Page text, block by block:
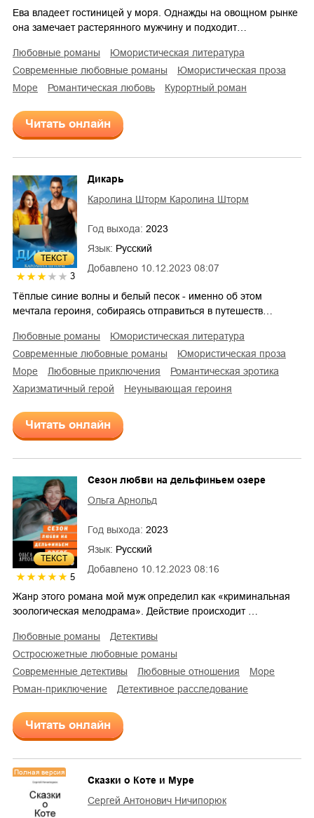
Ева владеет гостиницей у моря. Однажды на овощном рынке
она замечает растерянного мужчину и подходит…
любовные романы
юмористическая литература
современные любовные романы
юмористическая проза
море
романтическая любовь курортный роман
Читать онлайн
ТЕКСТ
3
Добавлено 10.12.2023 08:07
Дикарь
Каролина Шторм Каролина Шторм
Год выхода: 2023
Язык: Русский
Тёплые синие волны и белый песок - именно об этом
мечтала героиня, собираясь отправиться в путешеств…
любовные романы
юмористическая литература
современные любовные романы
юмористическая проза
море
любовные приключения
романтическая эротика
харизматичный герой
неунывающая героиня
Читать онлайн
ТЕКСТ
5
Добавлено 10.12.2023 08:16
Cезон любви на дельфиньем озере
Ольга Арнольд
Год выхода: 2023
Язык: Русский
Жанр этого романа мой муж определил как «криминальная
зоологическая мелодрама». Действие происходит …
любовные романы
детективы
остросюжетные любовные романы
современные детективы
любовные отношения
море
роман-приключение
детективное расследование
Читать онлайн
Полная версия
Сказки о Коте и Муре
Сергей Антонович Ничипорюк